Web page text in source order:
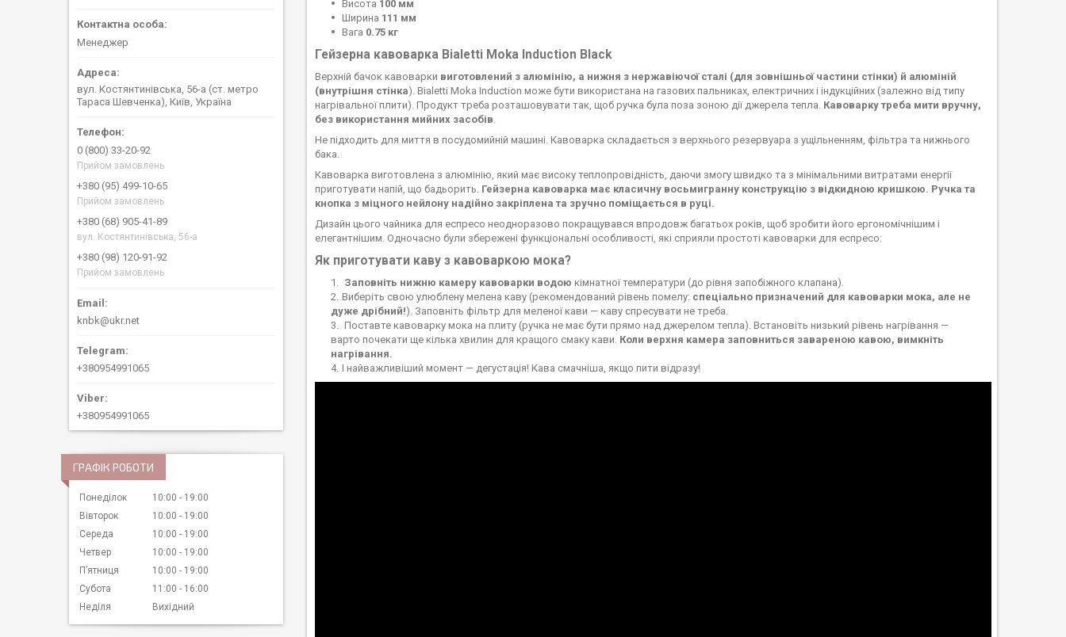
Висота 100 мм
Ширина 111 мм
Вага 0.75 кг
Гейзерна кавоварка Bialetti Moka Induction Black
Верхній бачок кавоварки виготовлений з алюмінію, а нижня з нержавіючої сталі (для зовнішньої частини стінки) й алюміній
(внутрішня стінка). Bialetti Moka Induction може бути використана на газових пальниках, електричних і індукційних (залежно від типу
нагрівальної плити). Продукт треба розташовувати так, щоб ручка була поза зоною дії джерела тепла. Кавоварку треба мити вручну,
без використання мийних засобів
Не підходить для миття в посудомийній машині. Кавоварка складається з верхнього резервуара з ущільненням, фільтра та нижнього
бака.
Кавоварка виготовлена з алюмінію, який має високу теплопровідність, даючи змогу швидко та з мінімальними витратами енергії
приготувати напій, що бадьорить. Гейзерна кавоварка має класичну восьмигранну конструкцію з відкидною кришкою. Ручка та
кнопка з міцного нейлону надійно закріплена та зручно поміщається в руці.
Дизайн цього чайника для еспресо неодноразово покращувався впродовж багатьох років, щоб зробити його ергономічнішим і
елегантнішим. Одночасно були збережені функціональні особливості, які сприяли простоті кавоварки для еспресо:
Як приготувати каву з кавоваркою мока?
Заповніть нижню камеру кавоварки водою кімнатної температури (до рівня запобіжного клапана).
Виберіть свою улюблену мелена каву (рекомендований рівень помелу: спеціально призначений для кавоварки мока, але не
дуже дрібний!). Заповніть фільтр для меленої кави — каву спресувати не треба.
Поставте кавоварку мока на плиту (ручка не має бути прямо над джерелом тепла). Встановіть низький рівень нагрівання —
варто почекати ще кілька хвилин для кращого смаку кави. Коли верхня камера заповниться завареною кавою, вимкніть
нагрівання.
І найважливіший момент — дегустація! Кава смачніша, якщо пити відразу!
Менеджер
вул. Костянтинівська, 56-а (ст. метро
Тараса Шевченка), Київ, Україна
0 (800) 33-20-92
Прийом замовлень
+380 (95) 499-10-65
Прийом замовлень
+380 (68) 905-41-89
вул. Костянтинівська, 56-а
+380 (98) 120-91-92
Прийом замовлень
knbk@ukr.net
+380954991065
+380954991065
ГРАФІК РОБОТИ
Понеділок 10:00
19:00
Вівторок
10:00
19:00
Середа
10:00
19:00
Четвер
10:00
19:00
Пʼятниця
10:00
19:00
Субота
11:00
16:00
Неділя
Вихідний